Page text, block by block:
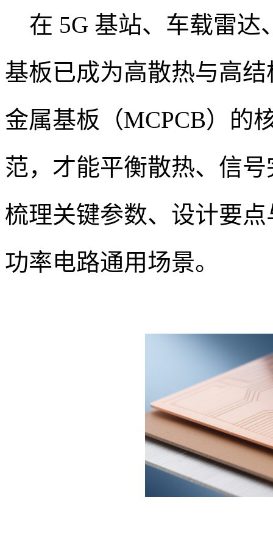
在 5G 基站、车载雷达
基板已成为高散热与高
金属基板（MCPCB）的
范，才能平衡散热、信
梳理关键参数、设计要
功率电路通用场景。